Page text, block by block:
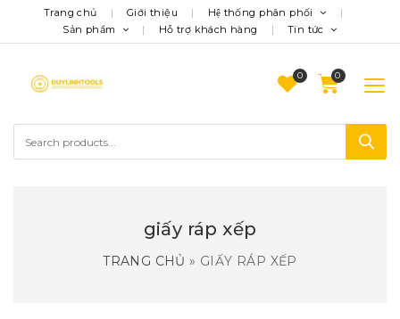
Trang chủ Giới thiệu
Hệ thống phân phối
Sản phẩm
Hỗ trợ khách hàng Tin tức
0
giấy ráp xếp
TRANG CHỦ » GIẤY RÁP XẾP